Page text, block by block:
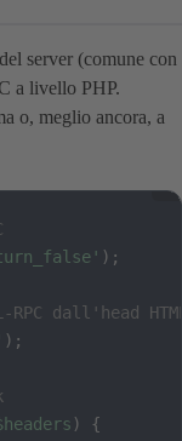
server (comune con
a livello PHP.
o, meglio ancora, a
) ;
dall'head
) ;
)
{